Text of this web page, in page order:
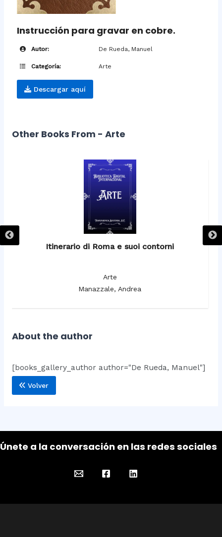
Instrucción para gravar en cobre.
Autor: De Rueda, Manuel
Categoría: Arte
Descargar aquí
Other Books From - Arte
Itinerario di Roma e suoi contorni
Arte
Manazzale, Andrea
About the author
[books_gallery_author author="De Rueda, Manuel"]
Volver
Únete a la conversación en las redes sociales